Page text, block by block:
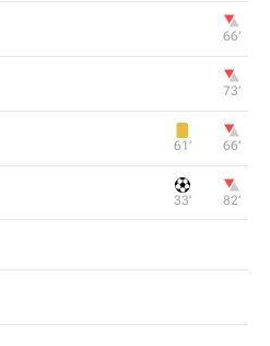
66‎’‎
73‎’‎
61‎’‎ 66‎’‎
33‎’‎ 82‎’‎